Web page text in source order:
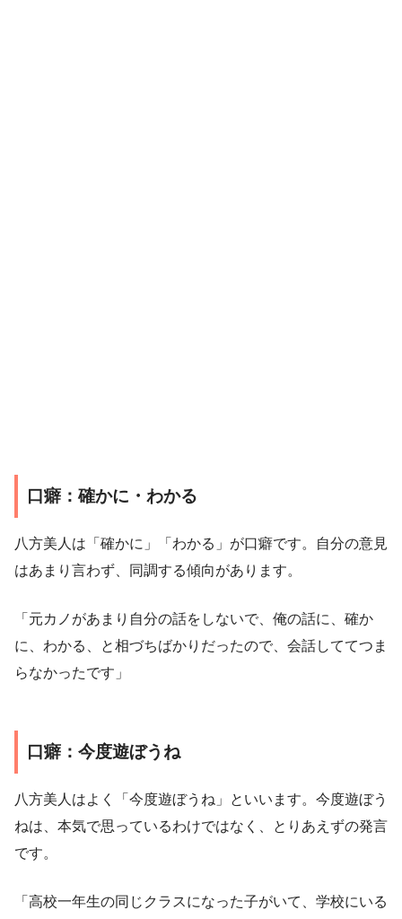
口癖：確かに・わかる
八方美人は「確かに」「わかる」が口癖です。自分の意見
はあまり言わず、同調する傾向があります。
「元カノがあまり自分の話をしないで、俺の話に、確か
に、わかる、と相づちばかりだったので、会話しててつま
らなかったです」
口癖：今度遊ぼうね
八方美人はよく「今度遊ぼうね」といいます。今度遊ぼう
ねは、本気で思っているわけではなく、とりあえずの発言
です。
「高校一年生の同じクラスになった子がいて、学校にいる